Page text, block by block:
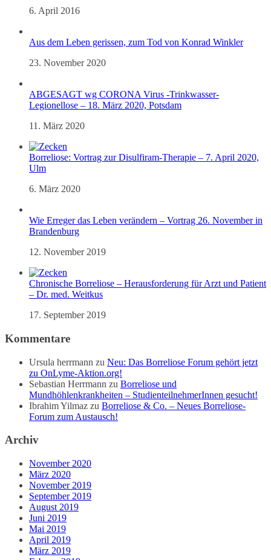
6. April 2016
Aus dem Leben gerissen, zum Tod von Konrad Winkler
23. November 2020
ABGESAGT wg CORONA Virus -Trinkwasser-
Legionellose – 18. März 2020, Potsdam
11. März 2020
Borreliose: Vortrag zur Disulfiram-Therapie – 7. April 2020,
Ulm
6. März 2020
Wie Erreger das Leben verändern – Vortrag 26. November in
Brandenburg
12. November 2019
Chronische Borreliose – Herausforderung für Arzt und Patient
– Dr. med. Weitkus
17. September 2019
Kommentare
Ursula herrmann zu Neu: Das Borreliose Forum gehört jetzt
zu OnLyme-Aktion.org!
Sebastian Herrmann zu Borreliose und
Mundhöhlenkrankheiten – StudienteilnehmerInnen gesucht!
Ibrahim Yilmaz zu Borreliose & Co. – Neues Borreliose-
Forum zum Austausch!
Archiv
November 2020
März 2020
November 2019
September 2019
August 2019
Juni 2019
Mai 2019
April 2019
März 2019